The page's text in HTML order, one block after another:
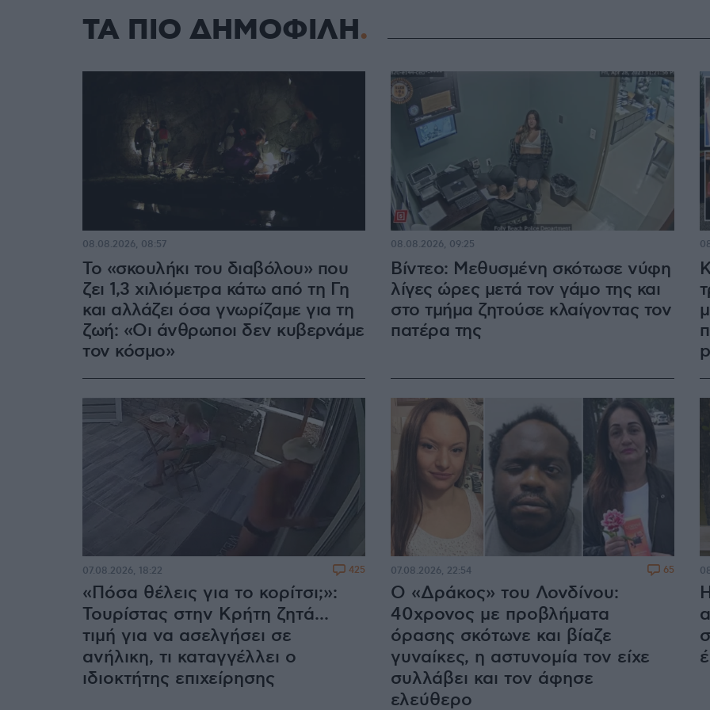
ΤΑ ΠΙΟ ΔΗΜΟΦΙΛΗ
Το «σκουλήκι του διαβόλου» που
ζει 1,3 χιλιόμετρα κάτω από τη Γη
και αλλάζει όσα γνωρίζαμε για τη
ζωή: «Οι άνθρωποι δεν κυβερνάμε
τον κόσμο»
08.08.2026, 08:57
Βίντεο: Μεθυσμένη σκότωσε νύφη
λίγες ώρες μετά τον γάμο της και
στο τμήμα ζητούσε κλαίγοντας τον
πατέρα της
08.08.2026, 09:25
«Πόσα θέλεις για το κορίτσι;»:
Τουρίστας στην Κρήτη ζητά...
τιμή για να ασελγήσει σε
ανήλικη, τι καταγγέλλει ο
ιδιοκτήτης επιχείρησης
07.08.2026, 18:22 425
Ο «Δράκος» του Λονδίνου:
40χρονος με προβλήματα
όρασης σκότωνε και βίαζε
γυναίκες, η αστυνομία τον είχε
συλλάβει και τον άφησε
ελεύθερο
07.08.2026, 22:54 65